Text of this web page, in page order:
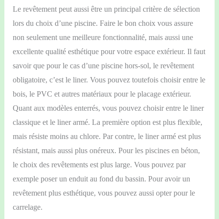
Le revêtement peut aussi être un principal critère de sélection
lors du choix d’une piscine. Faire le bon choix vous assure
non seulement une meilleurefonctionnalité, mais aussi une
excellente qualité esthétique pour votre espace extérieur. Il faut
savoir que pour le cas d’une piscine hors-sol, le revêtement
obligatoire, c’est le liner. Vous pouvez toutefois choisir entre le
bois, lePVC et autres matériaux pour le placage extérieur.
Quant aux modèles enterrés, vous pouvez choisir entre le liner
classique et le liner armé. La première option est plusflexible,
mais résiste moins au chlore. Par contre, le liner armé est plus
résistant, mais aussi plus onéreux. Pour les piscines en béton,
le choix des revêtements est plus large. Vous pouvez par
exemple poser un enduit au fond du bassin. Pour avoir un
revêtement plus esthétique, vous pouvez aussi opter pour le
carrelage.